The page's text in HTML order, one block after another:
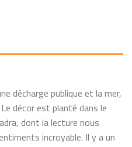
décharge publique et la mer,
décor est planté dans le
dont la lecture nous
incroyable. Il y a un